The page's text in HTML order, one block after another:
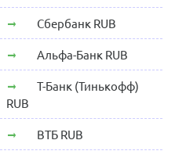
Сбербанк RUB
Альфа-Банк RUB
Т-Банк (Тинькофф)
RUB
ВТБ RUB